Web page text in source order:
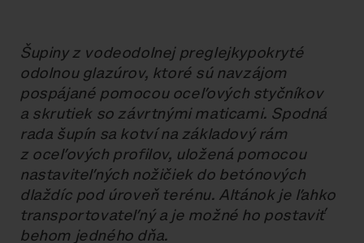
Šupiny z vodeodolnej preglejkypokryté
odolnou glazúrov, ktoré sú navzájom
pospájané pomocou oceľových styčníkov
a skrutiek so závrtnými maticami. Spodná
rada šupín sa kotví na základový rám
z oceľových profilov, uložená pomocou
nastaviteľných nožičiek do betónových
dlaždíc pod úroveň terénu. Altánok je ľahko
transportovateľný a je možné ho postaviť
behom jedného dňa.